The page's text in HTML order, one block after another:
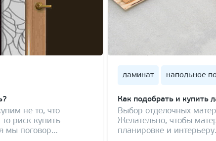
не то, что
риск купить
мы поговор…
ламинат напольное
Как подобрать и купить
Выбор отделочных
Желательно, чтобы
планировке и